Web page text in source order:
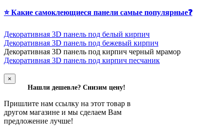
⭐ Какие самоклеющиеся панели самые популярные❓
Декоративная 3D панель под белый кирпич
Декоративная 3D панель под бежевый кирпич
Декоративная 3D панель под кирпич черный мрамор
Декоративная 3D панель под кирпич песчаник
×
Нашли дешевле? Снизим цену!
Пришлите нам ссылку на этот товар в
другом магазине и мы сделаем Вам
предложение лучше!